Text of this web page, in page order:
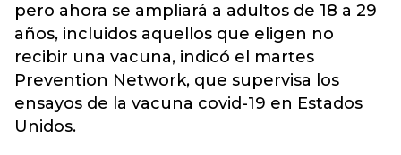
pero ahora se ampliará a adultos de 18 a 29
años, incluidos aquellos que eligen no
recibir una vacuna, indicó el martes
Prevention Network, que supervisa los
ensayos de la vacuna covid-19 en Estados
Unidos.